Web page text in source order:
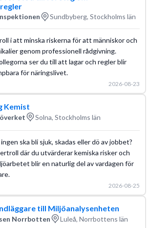
Sundbyberg, Stockholms län
i att minska riskerna för att människor och
genom professionell rådgivning.
ser du till att lagar och regler blir
för näringslivet.
2026-08-23
Kemist
Solna, Stockholms län
ska bli sjuk, skadas eller dö av jobbet?
där du utvärderar kemiska risker och
blir en naturlig del av vardagen för
2026-08-25
till Miljöanalysenheten
Norrbotten Luleå, Norrbottens län